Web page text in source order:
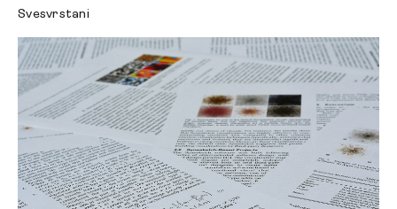
Svesvrstani